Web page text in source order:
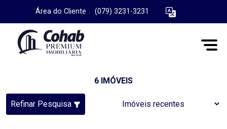
Área do Cliente (079) 3231-3231
6 IMÓVEIS
Refinar Pesquisa